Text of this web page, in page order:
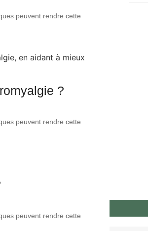
peuvent rendre cette
?
peuvent rendre cette
peuvent rendre cette